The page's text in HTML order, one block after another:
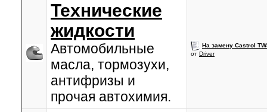
Технические
жидкости
Автомобильные
масла, тормозухи,
антифризы и
прочая автохимия.
На замену Castrol
от Driver